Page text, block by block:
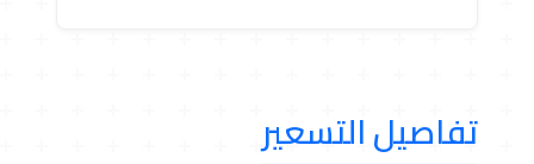
تفاصيل التسعير